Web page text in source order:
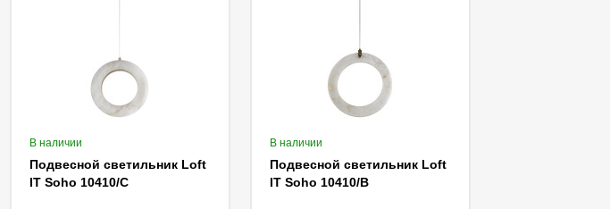
В наличии
Подвесной светильник Loft
IT Soho 10410/C
В наличии
Подвесной светильник Loft
IT Soho 10410/B